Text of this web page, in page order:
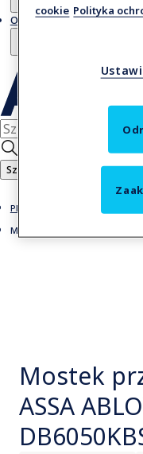
O nas
Szukaj
Platformy przeładunkowe
Mostki przeładunkowe
Mostek
ASSA
cookie Polityka